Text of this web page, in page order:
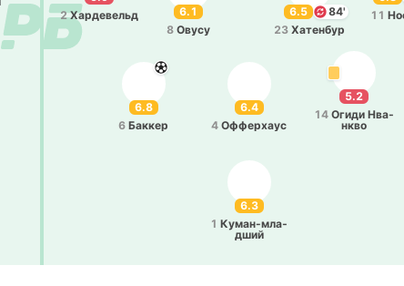
6.3
1 Ку­ма­н-мла­
дший
6.8
6 Баккер
5.2
14 Огиди Нва­
нкво
6.4
4 Оффе­рхаус
2 Ха­рде­вельд
11
6.1
8 Овусу
6.5
84'
23 Ха­те­нбур